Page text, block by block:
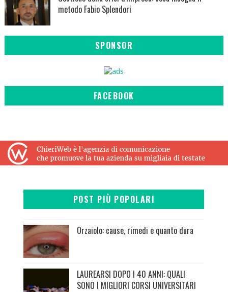
metodo Fabio Splendori
SPONSOR
FACEBOOK
POST PIÙ POPOLARI
Orzaiolo: cause, rimedi e quanto dura
LAUREARSI DOPO I 40 ANNI: QUALI
SONO I MIGLIORI CORSI UNIVERSITARI